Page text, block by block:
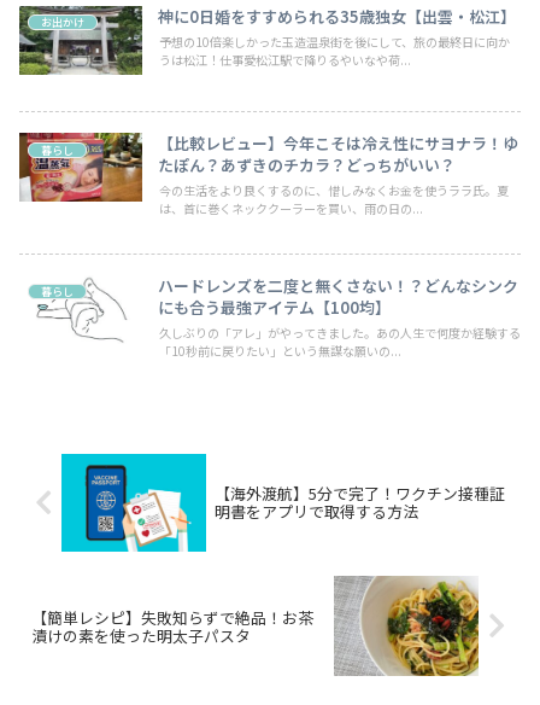
お出かけ 神に0日婚をすすめられる35歳独女【出雲・松江】
予想の10倍楽しかった玉造温泉街を後にして、旅の最終日に向か
うは松江！仕事愛松江駅で降りるやいなや荷...
暮らし
【比較レビュー】今年こそは冷え性にサヨナラ！ゆ
たぽん？あずきのチカラ？どっちがいい？
今の生活をより良くするのに、惜しみなくお金を使うララ氏。夏
は、首に巻くネッククーラーを買い、雨の日の...
暮らし
ハードレンズを二度と無くさない！？どんなシンク
にも合う最強アイテム【100均】
久しぶりの「アレ」がやってきました。あの人生で何度か経験する
「10秒前に戻りたい」という無謀な願いの...
【海外渡航】5分で完了！ワクチン接種証
明書をアプリで取得する方法
【簡単レシピ】失敗知らずで絶品！お茶
漬けの素を使った明太子パスタ